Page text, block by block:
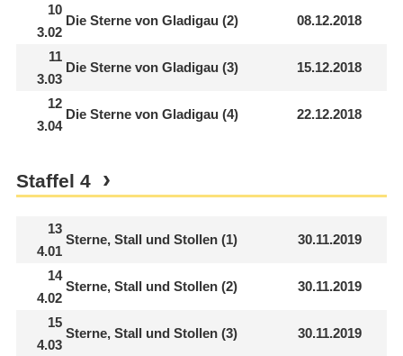
10
3.02
Die Sterne von Gladigau (2) 08.12.2018
11
3.03
Die Sterne von Gladigau (3) 15.12.2018
12
3.04
Die Sterne von Gladigau (4) 22.12.2018
Staffel 4
13
4.01
Sterne, Stall und Stollen (1) 30.11.2019
14
4.02
Sterne, Stall und Stollen (2) 30.11.2019
15
4.03
Sterne, Stall und Stollen (3) 30.11.2019